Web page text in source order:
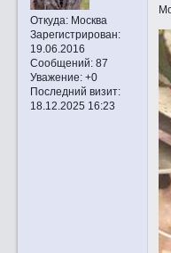
Откуда:Москва
Зарегистрирован:
19.06.2016
Сообщений:87
Уважение: +0
Последний визит:
18.12.2025 16:23